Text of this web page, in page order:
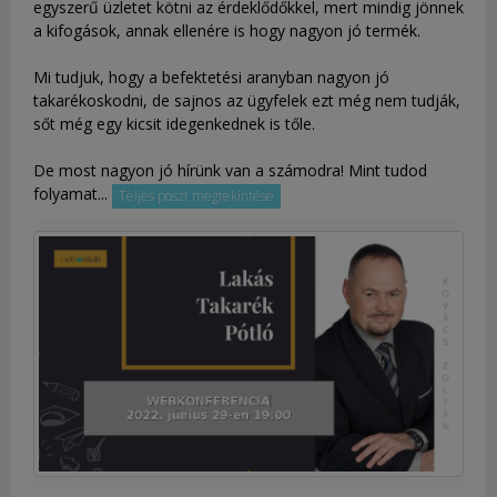
egyszerű üzletet kötni az érdeklődőkkel, mert mindig jönnek
a kifogások, annak ellenére is hogy nagyon jó termék.
Mi tudjuk, hogy a befektetési aranyban nagyon jó
takarékoskodni, de sajnos az ügyfelek ezt még nem tudják,
sőt még egy kicsit idegenkednek is tőle.
De most nagyon jó hírünk van a számodra! Mint tudod
folyamat...
Teljes poszt megtekintése